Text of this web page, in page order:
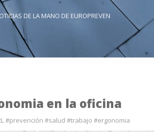
DE LA MANO DE EUROPREVEN
en la oficina
#prevención #salud #trabajo #ergonomia